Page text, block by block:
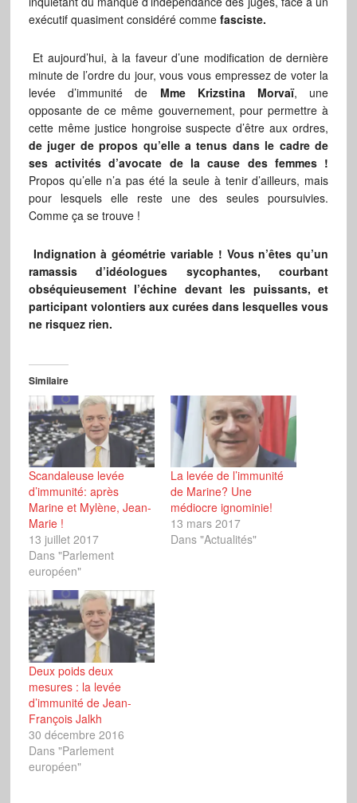
exécutif quasiment considéré comme fasciste.
Et aujourd’hui, à la faveur d’une modification de dernière
minute de l’ordre du jour, vous vous empressez de voter la
levée d’immunité de Mme Krizstina Morvaï, une
opposante de ce même gouvernement, pour permettre à
cette même justice hongroise suspecte d’être aux ordres,
de juger de propos qu’elle a tenus dans le cadre de
ses activités d’avocate de la cause des femmes !
Propos qu’elle n’a pas été la seule à tenir d’ailleurs, mais
pour lesquels elle reste une des seules poursuivies.
Comme ça se trouve !
Indignation à géométrie variable ! Vous n’êtes qu’un
ramassis d’idéologues sycophantes, courbant
obséquieusement l’échine devant les puissants, et
participant volontiers aux curées dans lesquelles vous
ne risquez rien.
Similaire
Scandaleuse levée
d’immunité: après
Marine et Mylène, Jean-
Marie !
13 juillet 2017
Dans "Parlement
européen"
La levée de l’immunité
de Marine? Une
médiocre ignominie!
13 mars 2017
Dans "Actualités"
Deux poids deux
mesures : la levée
d’immunité de Jean-
François Jalkh
30 décembre 2016
Dans "Parlement
européen"